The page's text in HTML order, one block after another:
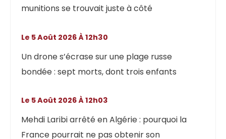
munitions se trouvait juste à côté
Un drone s’écrase sur une plage russe
bondée : sept morts, dont trois enfants
Le 5 Août 2026 À 12h30
Mehdi Laribi arrêté en Algérie : pourquoi la
France pourrait ne pas obtenir son
Le 5 Août 2026 À 12h03